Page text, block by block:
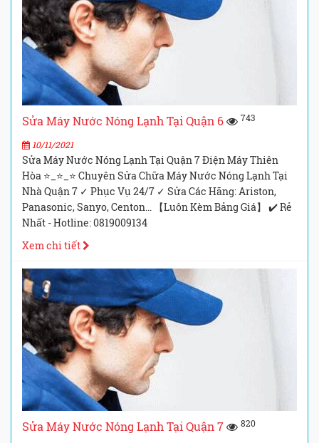
Sửa Máy Nước Nóng Lạnh Tại Quận 6 743
10/11/2021
Sửa Máy Nước Nóng Lạnh Tại Quận 7 Điện Máy Thiên
Hòa ⭐_⭐_⭐ Chuyên Sửa Chữa Máy Nước Nóng Lạnh Tại
Nhà Quận 7 ✓ Phục Vụ 24/7 ✓ Sửa Các Hãng: Ariston,
Panasonic, Sanyo, Centon... 【Luôn Kèm Bảng Giá】 ✔️ Rẻ
Nhất - Hotline: 0819009134
Xem chi tiết
Sửa Máy Nước Nóng Lạnh Tại Quận 7 820